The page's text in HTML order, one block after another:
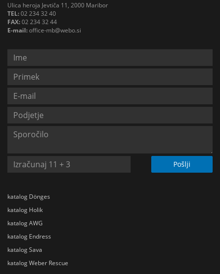
Ulica heroja Jevtiča 11, 2000 Maribor
TEL:02 234 32 40
FAX:02 234 32 44
E-mail:office-mb@webo.si
Pošlji
katalog Dönges
katalog Holik
katalog AWG
katalog Endress
katalog Sava
katalog Weber Rescue